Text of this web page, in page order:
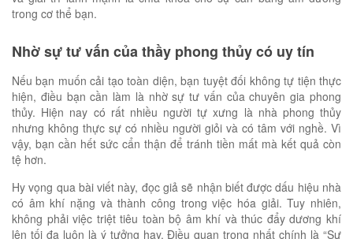
trong cơ thể bạn.
Nhờ sự tư vấn của thầy phong thủy có uy tín
Nếu bạn muốn cải tạo toàn diện, bạn tuyệt đối không tự tiện thực
hiện, điều bạn cần làm là nhờ sự tư vấn của chuyên gia phong
thủy. Hiện nay có rất nhiều người tự xưng là nhà phong thủy
nhưng không thực sự có nhiều người giỏi và có tâm với nghề. Vì
vậy, bạn cần hết sức cẩn thận để tránh tiền mất mà kết quả còn
tệ hơn.
Hy vọng qua bài viết này, đọc giả sẽ nhận biết được dấu hiệu nhà
có âm khí nặng và thành công trong việc hóa giải. Tuy nhiên,
không phải việc triệt tiêu toàn bộ âm khí và thúc đẩy dương khí
lên tối đa luôn là ý tưởng hay. Điều quan trọng nhất chính là “Sự